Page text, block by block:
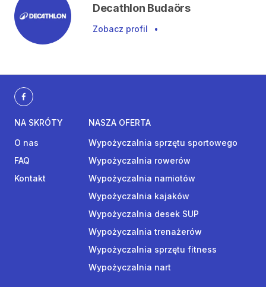
Decathlon Budaörs
Zobacz profil •
NA SKRÓTY
O nas
FAQ
Kontakt
NASZA OFERTA
Wypożyczalnia sprzętu sportowego
Wypożyczalnia rowerów
Wypożyczalnia namiotów
Wypożyczalnia kajaków
Wypożyczalnia desek SUP
Wypożyczalnia trenażerów
Wypożyczalnia sprzętu fitness
Wypożyczalnia nart